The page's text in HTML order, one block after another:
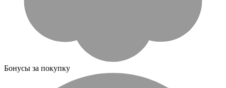
Бонусы за покупку